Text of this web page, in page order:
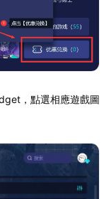
，點選相應遊戲圖